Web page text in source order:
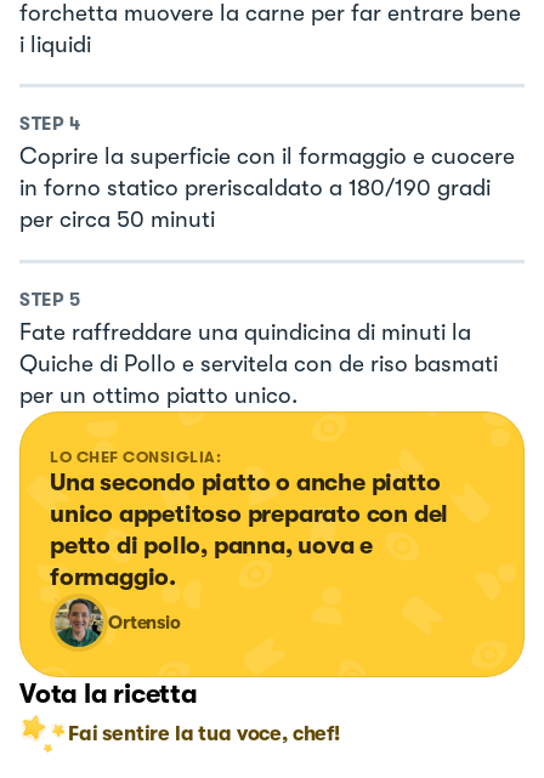
forchetta muovere la carne per far entrare bene
i liquidi
STEP 4
Coprire la superficie con il formaggio e cuocere
in forno statico preriscaldato a 180/190 gradi
per circa 50 minuti
STEP 5
Fate raffreddare una quindicina di minuti la
Quiche di Pollo e servitela con de riso basmati
per un ottimo piatto unico.
LO CHEF CONSIGLIA:
Una secondo piatto o anche piatto
unico appetitoso preparato con del
petto di pollo, panna, uova e
formaggio.
Ortensio
Vota la ricetta
Fai sentire la tua voce, chef!